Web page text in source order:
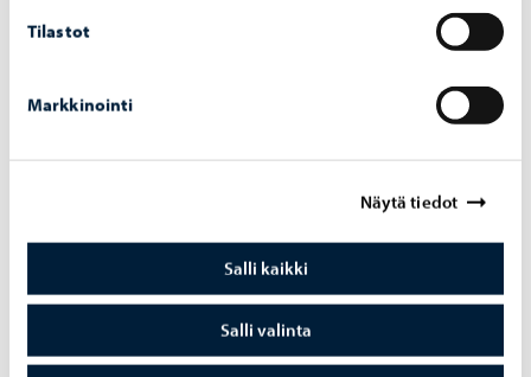
Tilastot
Markkinointi
Näytä tiedot
Salli kaikki
Salli valinta